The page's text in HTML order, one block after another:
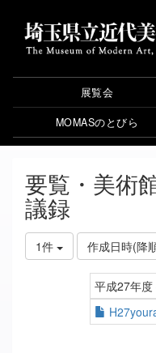
展覧会
MOMASのとびら
要覧・美術
議録
1件 作成日時(降
平成27年度